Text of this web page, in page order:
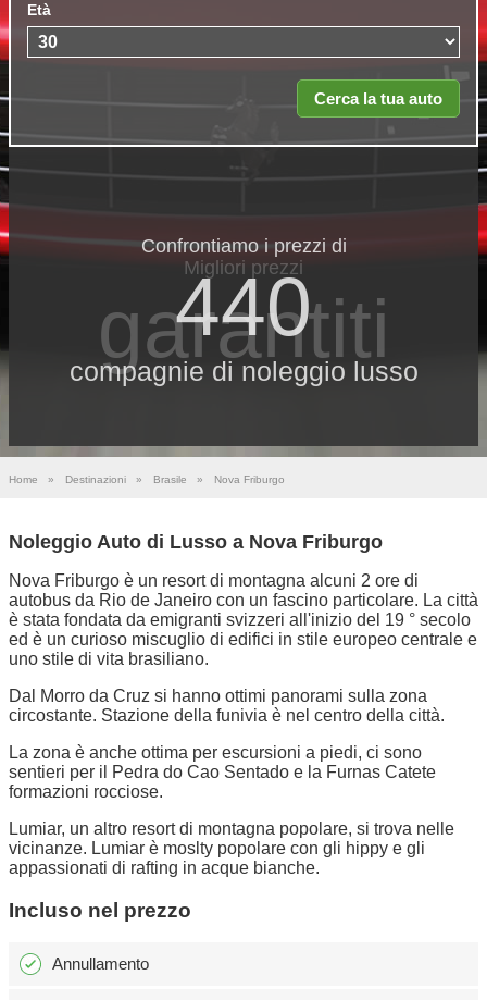
Età
Confrontiamo i prezzi di
440
compagnie di noleggio lusso
Migliori prezzi
garantiti
Home » Destinazioni » Brasile » Nova Friburgo
Noleggio Auto di Lusso a Nova Friburgo
Nova Friburgo è un resort di montagna alcuni 2 ore di
autobus da Rio de Janeiro con un fascino particolare. La città
è stata fondata da emigranti svizzeri all'inizio del 19 ° secolo
ed è un curioso miscuglio di edifici in stile europeo centrale e
uno stile di vita brasiliano.
Dal Morro da Cruz si hanno ottimi panorami sulla zona
circostante. Stazione della funivia è nel centro della città.
La zona è anche ottima per escursioni a piedi, ci sono
sentieri per il Pedra do Cao Sentado e la Furnas Catete
formazioni rocciose.
Lumiar, un altro resort di montagna popolare, si trova nelle
vicinanze. Lumiar è moslty popolare con gli hippy e gli
appassionati di rafting in acque bianche.
Incluso nel prezzo
Annullamento